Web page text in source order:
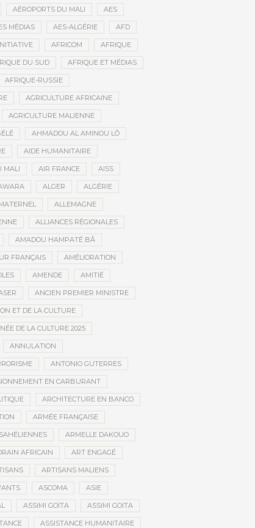
AÉROPORTS DU MALI AES
MÉDIAS AES-ALGÉRIE AFD
AFRICOM AFRIQUE
DU SUD AFRIQUE ET MÉDIAS
AFRIQUE-RUSSIE
AGRICULTURE AFRICAINE
AGRICULTURE MALIENNE
AHMADOU AL AMINOU LÔ
AIDE HUMANITAIRE
MALI AIR FRANCE AISS
ALGER ALGÉRIE
ALLEMAGNE
ALLIANCES RÉGIONALES
AMADOU HAMPATÉ BÂ
FRANÇAIS AMÉLIORATION
AMENDE AMITIÉ
ANCIEN PREMIER MINISTRE
ET DE LA CULTURE
DE LA CULTURE 2025
ANNULATION
ANTONIO GUTERRES
EN CARBURANT
ARCHITECTURE EN BANCO
ARMÉE FRANÇAISE
ARMELLE DAKOUO
AFRICAIN ART ENGAGÉ
ARTISANS MALIENS
ASCOMA ASIE
ASSIMI GOÏTA ASSIMI GOITA
ASSISTANCE HUMANITAIRE